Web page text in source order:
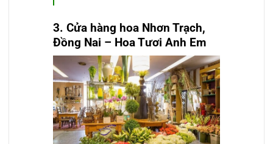
3. Cửa hàng hoa Nhơn Trạch,
Đồng Nai – Hoa Tươi Anh Em